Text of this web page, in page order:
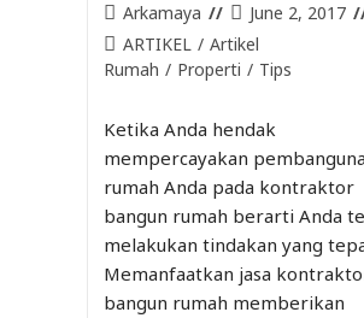
Arkamaya
June 2, 2017
ARTIKEL / Artikel
Rumah / Properti / Tips
Ketika Anda hendak
mempercayakan
rumah Anda pada kontraktor
bangun rumah berarti Anda
melakukan tindakan yang
Memanfaatkan jasa
bangun rumah memberikan